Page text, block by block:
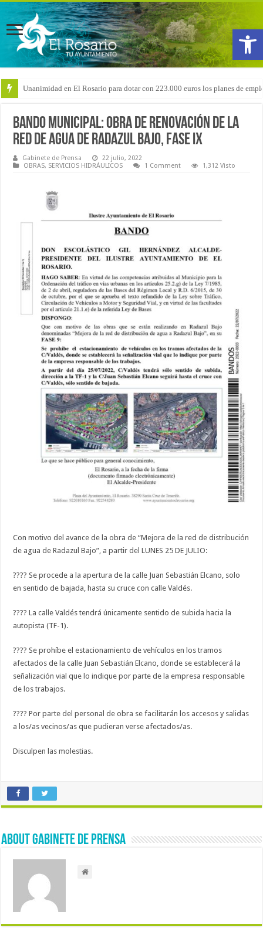
Abrir
Arranca la reforma del CEIP San Isidro con las demoliciones para la
Bando Municipal: Obra de renovación de la
red de agua de Radazul Bajo, Fase IX
Gabinete de Prensa
22 julio, 2022
OBRAS, SERVICIOS HIDRÁULICOS 1 Comment 1,312 Visto
Con motivo del avance de la obra de “Mejora de la red de distribución
de agua de Radazul Bajo”, a partir del LUNES 25 DE JULIO:
???? Se procede a la apertura de la calle Juan Sebastián Elcano, solo
en sentido de bajada, hasta su cruce con calle Valdés.
???? La calle Valdés tendrá únicamente sentido de subida hacia la
autopista (TF-1).
???? Se prohíbe el estacionamiento de vehículos en los tramos
afectados de la calle Juan Sebastián Elcano, donde se establecerá la
señalización vial que lo indique por parte de la empresa responsable
de los trabajos.
???? Por parte del personal de obra se facilitarán los accesos y salidas
a los/as vecinos/as que pudieran verse afectados/as.
Disculpen las molestias.
About Gabinete de Prensa